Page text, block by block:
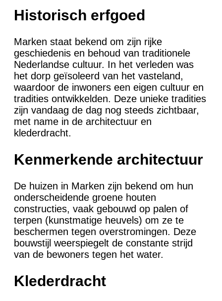
Historisch erfgoed
Marken staat bekend om zijn rijke
geschiedenis en behoud van traditionele
Nederlandse cultuur. In het verleden was
het dorp geïsoleerd van het vasteland,
waardoor de inwoners een eigen cultuur en
tradities ontwikkelden. Deze unieke tradities
zijn vandaag de dag nog steeds zichtbaar,
met name in de architectuur en
klederdracht.
Kenmerkende architectuur
De huizen in Marken zijn bekend om hun
onderscheidende groene houten
constructies, vaak gebouwd op palen of
terpen (kunstmatige heuvels) om ze te
beschermen tegen overstromingen. Deze
bouwstijl weerspiegelt de constante strijd
van de bewoners tegen het water.
Klederdracht